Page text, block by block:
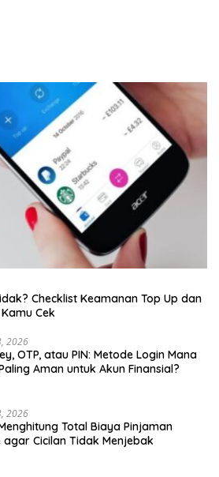
Checklist Keamanan Top Up dan
Cek
2026
OTP, atau PIN: Metode Login Mana
Aman untuk Akun Finansial?
2026
Total Biaya Pinjaman
agar Cicilan Tidak Menjebak